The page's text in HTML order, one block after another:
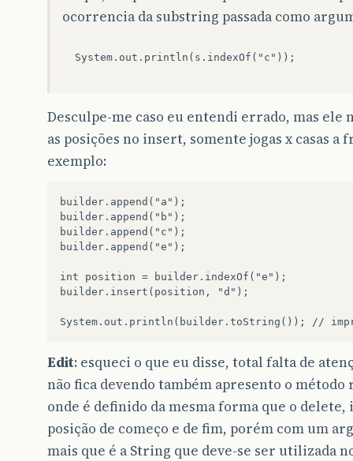
ocorrencia da substring passada como
Desculpe-me caso eu entendi errado, mas ele
as posições no insert, somente jogas x casas a
exemplo:
builder.append("a");
builder.append("b");
builder.append("c");
builder.append("e");
int position = builder.indexOf("e");
builder.insert(position, "d");
Edit: esqueci o que eu disse, total falta de
não fica devendo também apresento o método
onde é definido da mesma forma que o
posição de começo e de fim, porém com um
mais que é a String que deve-se ser utilizada